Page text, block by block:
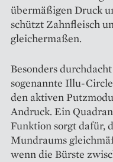
übermäßigen Druck
schützt Zahnfleisch
gleichermaßen.
Besonders
sogenannte Illu-
den aktiven
Andruck. Ein
Funktion sorgt dafür,
Mundraums
wenn die Bürste